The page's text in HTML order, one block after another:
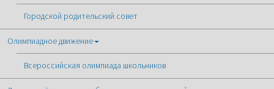
Городской родительский совет
Олимпиадное движение
Всероссийская олимпиада школьников